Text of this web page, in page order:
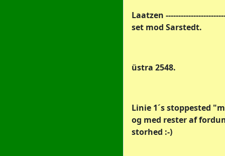
Laatzen
set mod Sarstedt.
üstra 2548.
Linie 1´s stoppested
og med rester af
storhed :-)